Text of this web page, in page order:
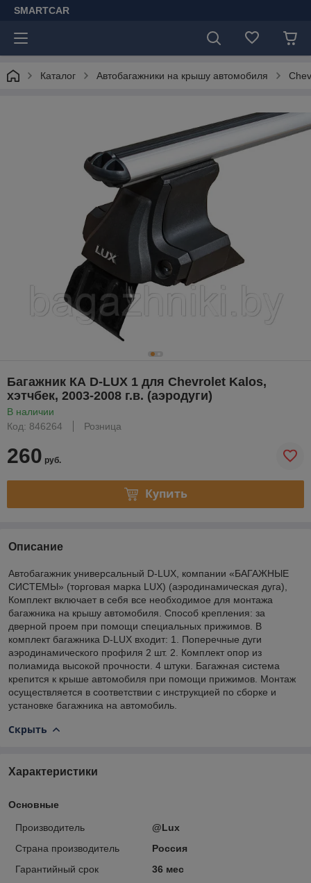
SMARTCAR
Каталог Автобагажники на крышу автомобиля
Багажник КА D-LUX 1 для Chevrolet Kalos,
хэтчбек, 2003-2008 г.в. (аэродуги)
В наличии
Код: 846264
Розница
260 руб.
Купить
Описание
Автобагажник универсальный D-LUX, компании «БАГАЖНЫЕ
СИСТЕМЫ» (торговая марка LUX) (аэродинамическая дуга),
Комплект включает в себя все необходимое для монтажа
багажника на крышу автомобиля. Способ крепления: за
дверной проем при помощи специальных прижимов. В
комплект багажника D-LUX входит: 1. Поперечные дуги
аэродинамического профиля 2 шт. 2. Комплект опор из
полиамида высокой прочности. 4 штуки. Багажная система
крепится к крыше автомобиля при помощи прижимов. Монтаж
осуществляется в соответствии с инструкцией по сборке и
установке багажника на автомобиль.
Скрыть
Характеристики
Основные
Производитель
@Lux
Страна производитель
Россия
Гарантийный срок
36 мес